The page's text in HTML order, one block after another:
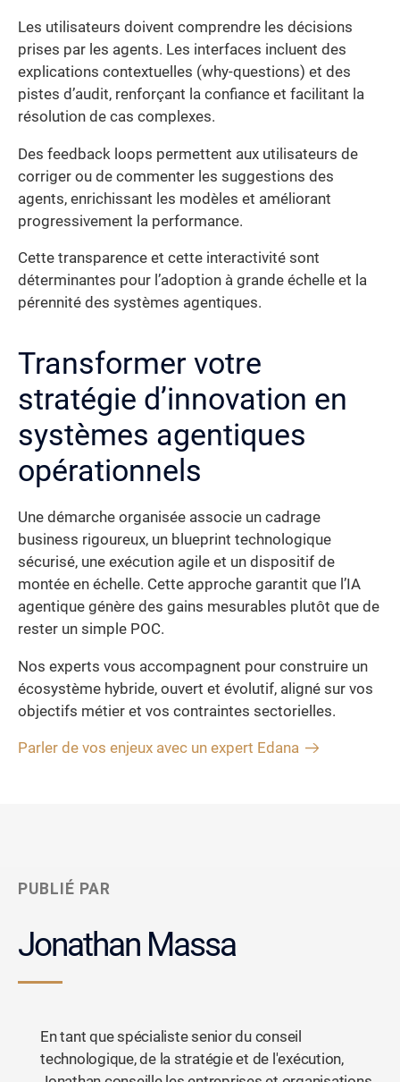
Les utilisateurs doivent comprendre les décisions
prises par les agents. Les interfaces incluent des
explications contextuelles (why-questions) et des
pistes d’audit, renforçant la confiance et facilitant la
résolution de cas complexes.
Des feedback loops permettent aux utilisateurs de
corriger ou de commenter les suggestions des
agents, enrichissant les modèles et améliorant
progressivement la performance.
Cette transparence et cette interactivité sont
déterminantes pour l’adoption à grande échelle et la
pérennité des systèmes agentiques.
Transformer votre
stratégie d’innovation en
systèmes agentiques
opérationnels
Une démarche organisée associe un cadrage
business rigoureux, un blueprint technologique
sécurisé, une exécution agile et un dispositif de
montée en échelle. Cette approche garantit que l’IA
agentique génère des gains mesurables plutôt que de
rester un simple POC.
Nos experts vous accompagnent pour construire un
écosystème hybride, ouvert et évolutif, aligné sur vos
objectifs métier et vos contraintes sectorielles.
Parler de vos enjeux avec un expert Edana
PUBLIÉ PAR
Jonathan Massa
En tant que spécialiste senior du conseil
technologique, de la stratégie et de l'exécution,